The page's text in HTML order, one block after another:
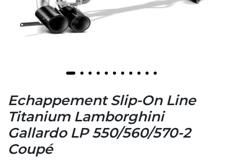
Echappement Slip-On Line
Titanium Lamborghini
Gallardo LP 550/560/570-2
Coupé